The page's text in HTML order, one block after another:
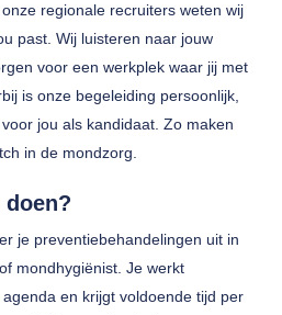
regionale recruiters weten wij
past. Wij luisteren naar jouw
voor een werkplek waar jij met
is onze begeleiding persoonlijk,
jou als kandidaat. Zo maken
in de mondzorg.
doen?
je preventiebehandelingen uit in
mondhygiënist. Je werkt
en krijgt voldoende tijd per